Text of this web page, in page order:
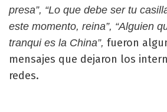
presa”, “Lo que debe ser tu
este momento, reina”, “Alguien
tranqui es la China”, fueron
mensajes que dejaron los
redes.